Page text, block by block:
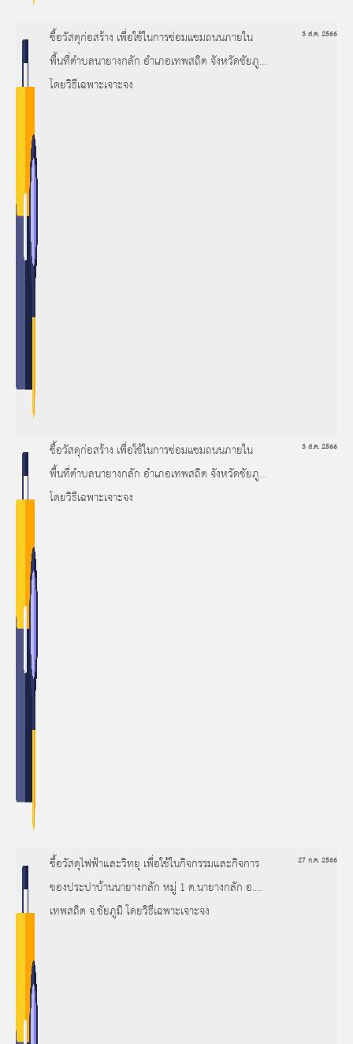
ซื้อวัสดุก่อสร้าง เพื่อใช้ในการซ่อมแซมถนนภายใน
พื้นที่ตำบลนายางกลัก อำเภอเทพสถิต จังหวัดชัยภูมิ
โดยวิธีเฉพาะเจาะจง
3 ส.ค. 2566
ซื้อวัสดุก่อสร้าง เพื่อใช้ในการซ่อมแซมถนนภายใน
พื้นที่ตำบลนายางกลัก อำเภอเทพสถิต จังหวัดชัยภูมิ
โดยวิธีเฉพาะเจาะจง
3 ส.ค. 2566
ซื้อวัสดุไฟฟ้าและวิทยุ เพื่อใช้ในกิจกรรมและกิจการ
ของประปาบ้านนายางกลัก หมู่ 1 ต.นายางกลัก อ.
เทพสถิต จ.ชัยภูมิ โดยวิธีเฉพาะเจาะจง
27 ก.ค. 2566